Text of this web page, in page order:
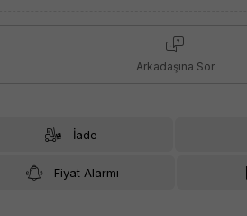
Arkadaşına Sor
İade
Fiyat Alarmı